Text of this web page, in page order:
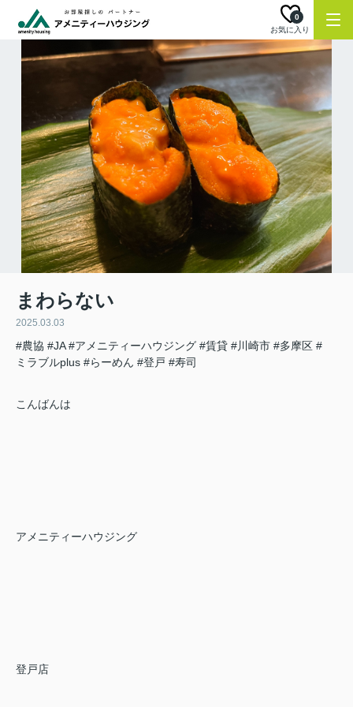
お気に入り
0
まわらない
2025.03.03
#農協 #JA #アメニティーハウジング #賃貸 #川崎市 #多摩区 #
ミラブルplus #らーめん #登戸 #寿司
こんばんは
アメニティーハウジング
登戸店